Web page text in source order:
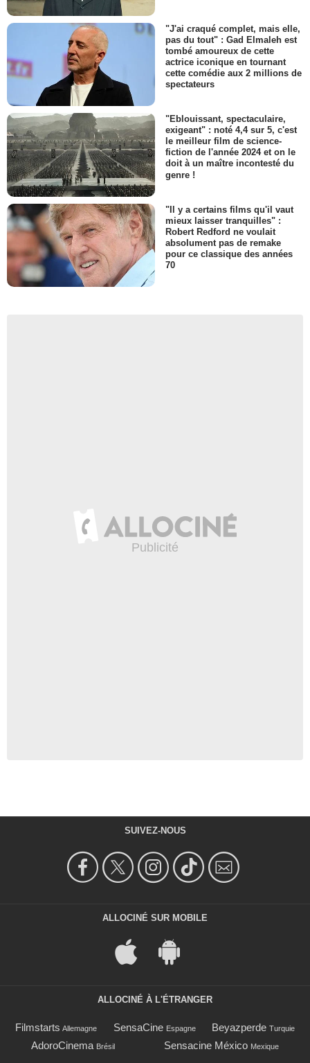
"J'ai craqué complet, mais elle,
pas du tout" : Gad Elmaleh est
tombé amoureux de cette
actrice iconique en tournant
cette comédie aux 2 millions de
spectateurs
"Eblouissant, spectaculaire,
exigeant" : noté 4,4 sur 5, c'est
le meilleur film de science-
fiction de l'année 2024 et on le
doit à un maître incontesté du
genre !
"Il y a certains films qu'il vaut
mieux laisser tranquilles" :
Robert Redford ne voulait
absolument pas de remake
pour ce classique des années
70
SUIVEZ-NOUS
ALLOCINÉ SUR MOBILE
ALLOCINÉ À L'ÉTRANGER
Filmstarts Allemagne SensaCine Espagne Beyazperde Turquie
AdoroCinema Brésil Sensacine México Mexique